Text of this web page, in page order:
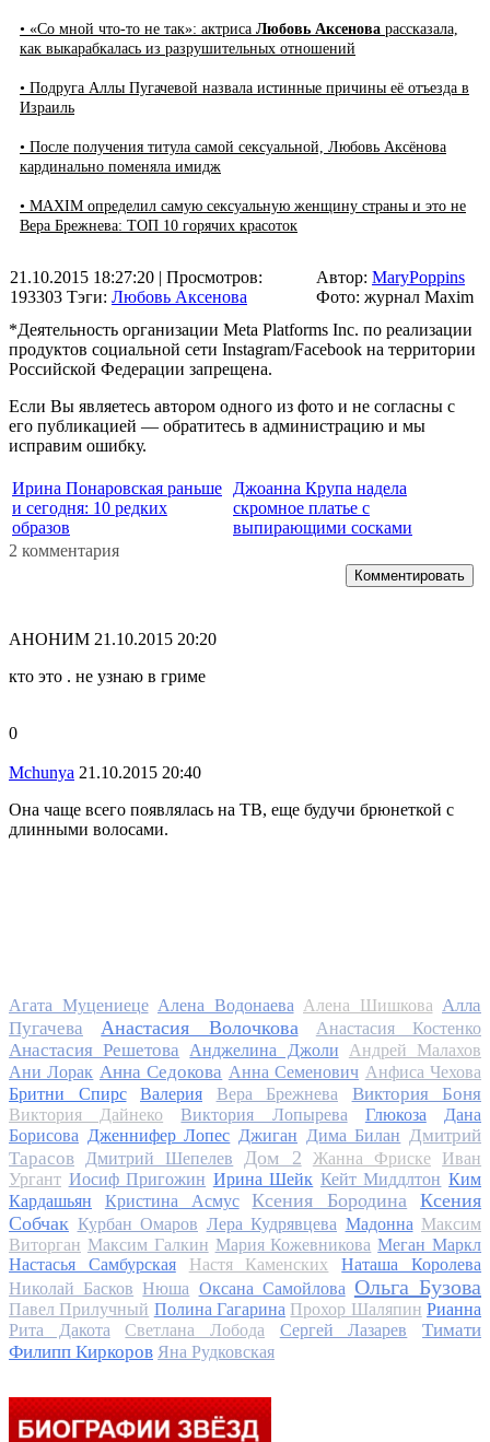
• «Со мной что-то не так»: актриса Любовь Аксенова рассказала,
как выкарабкалась из разрушительных отношений
• Подруга Аллы Пугачевой назвала истинные причины её отъезда в
Израиль
• После получения титула самой сексуальной, Любовь Аксёнова
кардинально поменяла имидж
• MAXIM определил самую сексуальную женщину страны и это не
Вера Брежнева: ТОП 10 горячих красоток
21.10.2015 18:27:20 | Просмотров:
193303 Тэги: Любовь Аксенова
Автор: MaryPoppins
Фото: журнал Maxim
*Деятельность организации Meta Platforms Inc. по реализации
продуктов социальной сети Instagram/Facebook на территории
Российской Федерации запрещена.
Если Вы являетесь автором одного из фото и не согласны с
его публикацией — обратитесь в администрацию и мы
исправим ошибку.
Ирина Понаровская раньше
и сегодня: 10 редких
образов
Джоанна Крупа надела
скромное платье с
выпирающими сосками
2 комментария
Комментировать
АНОНИМ 21.10.2015 20:20
кто это . не узнаю в гриме
0
Mchunya 21.10.2015 20:40
Она чаще всего появлялась на ТВ, еще будучи брюнеткой с
длинными волосами.
Агата Муцениеце Алена Водонаева Алена Шишкова Алла
Пугачева
Анастасия Волочкова Анастасия Костенко
Анастасия Решетова Анджелина Джоли
Андрей Малахов
Ани Лорак Анна Седокова Анна Семенович Анфиса Чехова
Бритни Спирс
Валерия Вера Брежнева Виктория Боня
Виктория Дайнеко Виктория Лопырева Глюкоза
Дана
Борисова Дженнифер Лопес Джиган Дима Билан Дмитрий
Тарасов
Дмитрий Шепелев Дом 2 Жанна Фриске
Иван
Ургант Иосиф Пригожин Ирина Шейк Кейт Миддлтон Ким
Кардашьян
Кристина Асмус Ксения Бородина
Ксения
Собчак Курбан Омаров Лера Кудрявцева Мадонна Максим
Виторган Максим Галкин Мария Кожевникова Меган Маркл
Настасья Самбурская
Настя Каменских
Наташа Королева
Николай Басков Нюша Оксана Самойлова Ольга Бузова
Павел Прилучный Полина Гагарина Прохор Шаляпин Рианна
Рита Дакота
Светлана Лобода Сергей Лазарев
Тимати
Филипп Киркоров Яна Рудковская